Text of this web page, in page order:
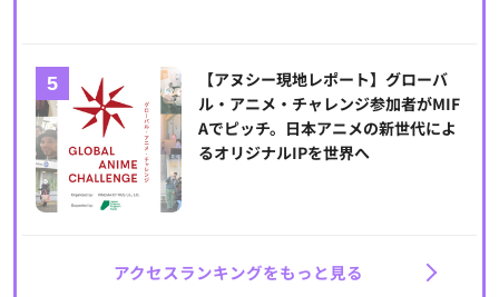
【アヌシー現地レポート】グローバ
ル・アニメ・チャレンジ参加者がMIF
Aでピッチ。日本アニメの新世代によ
るオリジナルIPを世界へ
アクセスランキングをもっと見る